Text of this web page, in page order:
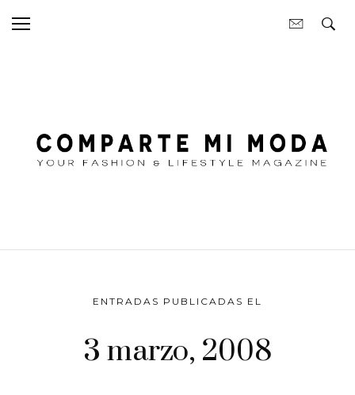
ENTRADAS PUBLICADAS EL
3 marzo, 2008